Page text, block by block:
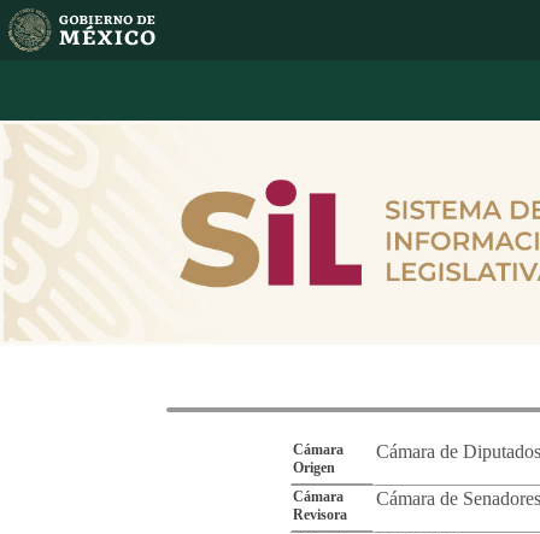
Cámara
Origen
Cámara de Diputados
Cámara
Revisora
Cámara de Senadores